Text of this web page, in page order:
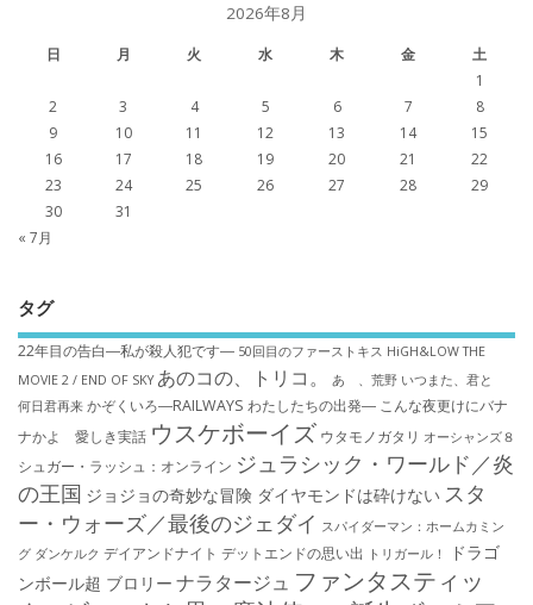
2026年8月
日 月 火 水 木 金
土
1
2
3 4 5 6 7
8
9
10 11 12 13 14
15
16
17 18 19 20 21
22
23
24 25 26 27 28
29
30
31
« 7月
タグ
22年目の告白―私が殺人犯です― 50回目のファーストキス HiGH&LOW THE
MOVIE 2 / END OF SKY あのコの、トリコ。 あゝ、荒野 いつまた、君と
何日君再来 かぞくいろ―RAILWAYS わたしたちの出発― こんな夜更けにバナ
ナかよ 愛しき実話 ウスケボーイズ ウタモノガタリ オーシャンズ８
シュガー・ラッシュ：オ​ンライン ジュラシック・ワールド／炎
の王国 ジョジョの奇妙な冒険 ダイヤモンドは砕けない スタ
ー・ウォーズ／最後のジェダイ スパイダーマン：ホームカミン
グ ダンケルク デイアンドナイト デットエンドの思い出 トリガール！
ドラゴ
ンボール超 ブロリー ナラタージュ ファンタスティッ